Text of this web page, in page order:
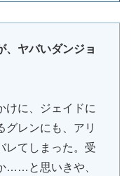
、ヤバいダンジョ
けに、ジェイドに
グレンにも、アリ
レてしまった。受
……と思いきや、